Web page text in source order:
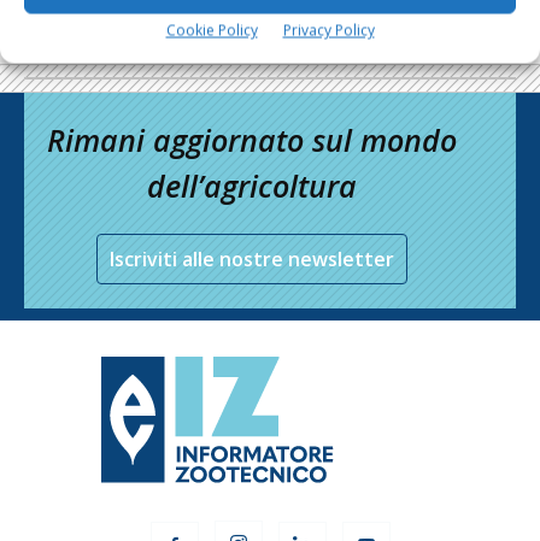
Cookie Policy Privacy Policy
Rimani aggiornato sul mondo
dell’agricoltura
Iscriviti alle nostre newsletter